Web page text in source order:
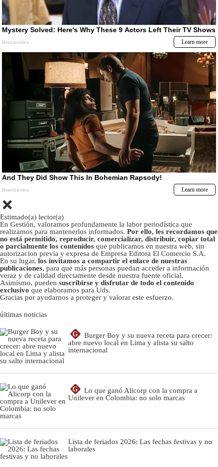
Estimado(a) lector(a)
En Gestión, valoramos profundamente la labor periodística que
realizamos para mantenerlos informados. Por ello, les recordamos que
no está permitido, reproducir, comercializar, distribuir, copiar total
o parcialmente los contenidos que publicamos en nuestra web, sin
autorizacion previa y expresa de Empresa Editora El Comercio S.A.
En su lugar, los invitamos a compartir el enlace de nuestras
publicaciones, para que más personas puedan acceder a información
veraz y de calidad directamente desde nuestra fuente oficial.
Asimismo, pueden suscribirse y disfrutar de todo el contenido
exclusivo que elaboramos para Uds.
Gracias por ayudarnos a proteger y valorar este esfuerzo.
últimas noticias
G
Burger Boy y su nueva receta para crecer:
abre nuevo local en Lima y alista su salto
internacional
G
Lo que ganó Alicorp con la compra a
Unilever en Colombia: no solo marcas
Lista de feriados 2026: Las fechas festivas y no
laborales